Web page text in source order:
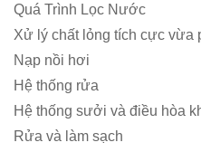
Quá Trình Lọc Nước
Xử lý chất lỏng tích cực vừa
Nạp nồi hơi
Hệ thống rửa
Hệ thống sưởi và điều hòa
Rửa và làm sạch